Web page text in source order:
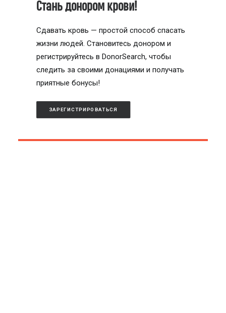
Стань донором крови!
Сдавать кровь — простой способ спасать
жизни людей. Становитесь донором и
регистрируйтесь в DonorSearch, чтобы
следить за своими донациями и получать
приятные бонусы!
ЗАРЕГИСТРИРОВАТЬСЯ